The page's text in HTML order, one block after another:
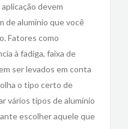
devem
de alumínio que você
Fatores como
à fadiga, faixa de
ser levados em conta
o tipo certo de
vários tipos de alumínio
escolher aquele que